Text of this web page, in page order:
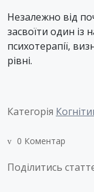
Незалежно від
засвоїти один із
психотерапії,
рівні.
Категорія
0 Коментар
Поділитись